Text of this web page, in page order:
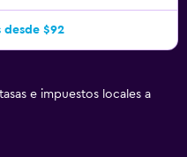
desde $92
e impuestos locales a